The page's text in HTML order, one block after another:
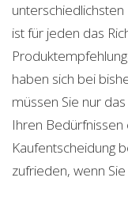
ist für jeden das
haben sich bei
müssen Sie nur
Ihren
Kaufentscheidung
zufrieden, wenn